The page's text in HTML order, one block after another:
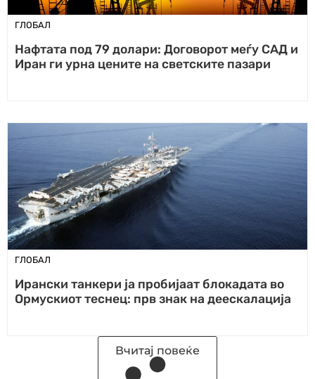
ГЛОБАЛ
Нафтата под 79 долари: Договорот меѓу САД и
Иран ги урна цените на светските пазари
ГЛОБАЛ
Ирански танкери ја пробијаат блокадата во
Ормускиот теснец: прв знак на деескалација
Вчитај повеќе